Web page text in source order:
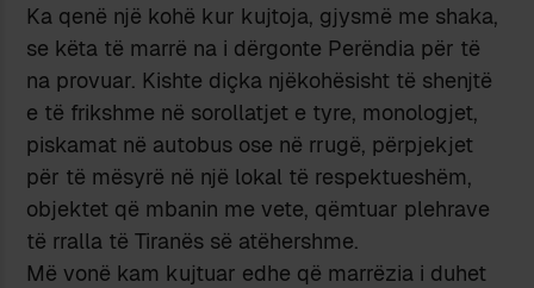
Ka qenë një kohë kur kujtoja, gjysmë me shaka,
se këta të marrë na i dërgonte Perëndia për të
na provuar. Kishte diçka njëkohësisht të shenjtë
e të frikshme në sorollatjet e tyre, monologjet,
piskamat në autobus ose në rrugë, përpjekjet
për të mësyrë në një lokal të respektueshëm,
objektet që mbanin me vete, qëmtuar plehrave
të rralla të Tiranës së atëhershme.
Më vonë kam kujtuar edhe që marrëzia i duhet